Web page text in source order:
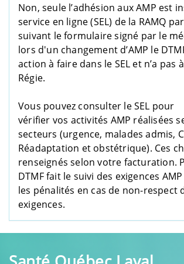
Non, seule l’adhésion aux AMP est
service en ligne (SEL) de la RAMQ
suivant le formulaire signé par le
lors d'un changement d’AMP le
action à faire dans le SEL et n’a pas
Régie.
Vous pouvez consulter le SEL pour
vérifier vos activités AMP réalisées
secteurs (urgence, malades admis,
Réadaptation et obstétrique). Ces
renseignés selon votre facturation.
DTMFfait le suivi des exigences
les pénalités en cas de non-respect
exigences.